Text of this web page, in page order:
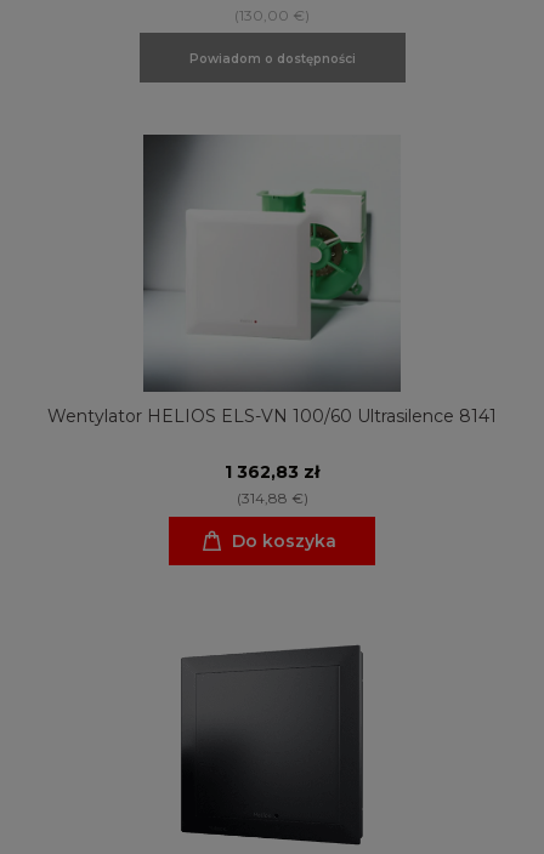
(130,00 €)
Powiadom o dostępności
Wentylator HELIOS ELS-VN 100/60 Ultrasilence 8141
1 362,83 zł
(314,88 €)
Do koszyka